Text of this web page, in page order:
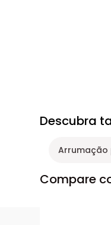
Descubra
Arrumação
Compare